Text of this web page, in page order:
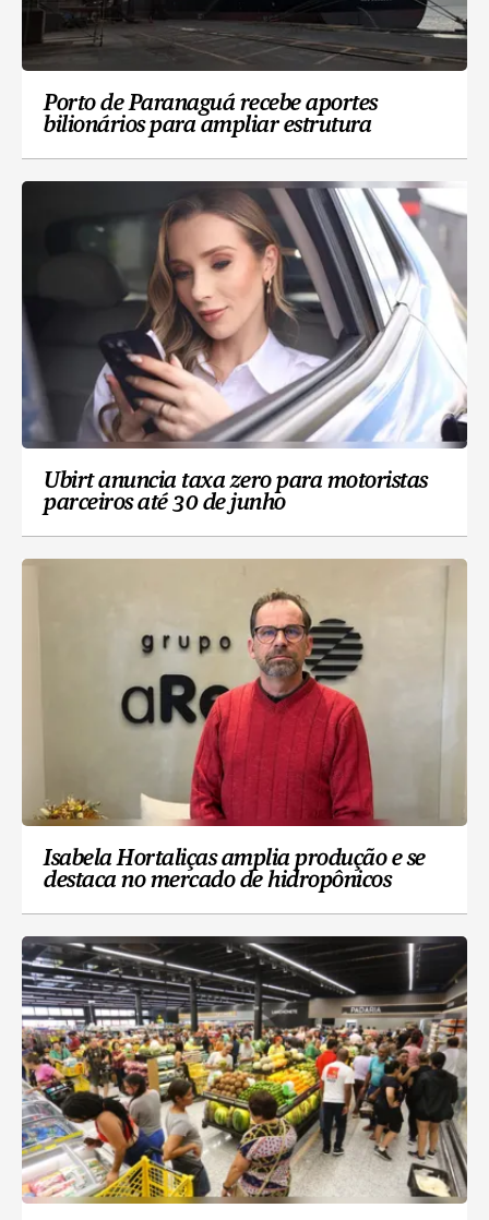
Porto de Paranaguá recebe aportes
bilionários para ampliar estrutura
Ubirt anuncia taxa zero para motoristas
parceiros até 30 de junho
Isabela Hortaliças amplia produção e se
destaca no mercado de hidropônicos